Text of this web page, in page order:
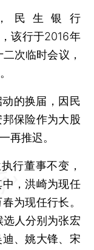
生银行
该行于2016年
次临时会议，
的换届，因民
保险作为大股
再推迟。
行董事不变，
，洪崎为现任
为现任行长。
人分别为张宏
、姚大锋、宋